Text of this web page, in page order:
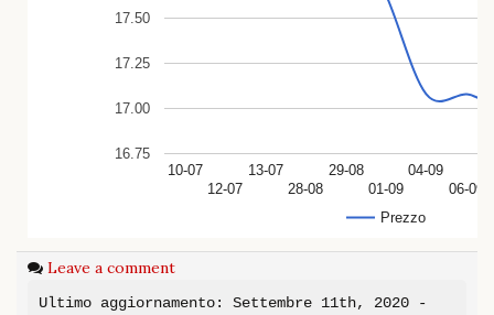
Prezzo
10-07
12-07
13-07
28-08
29-08
01-09
04-09
06-09
16.75
17.00
17.25
17.50
Leave a comment
Ultimo aggiornamento: Settembre 11th, 2020 -